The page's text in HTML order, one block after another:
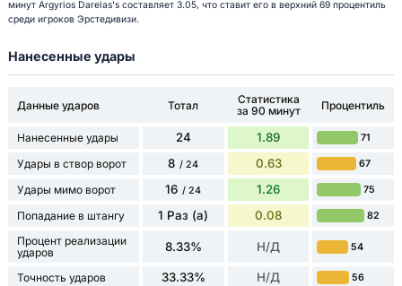
минут Argyrios Darelas's составляет 3.05, что ставит его в верхний 69 процентиль
среди игроков Эрстедивизи.
Нанесенные удары
Данные ударов Тотал
Статистика
за 90 минут
Процентиль
Нанесенные удары 24 1.89 71
Удары в створ ворот 8 / 24 0.63 67
Удары мимо ворот 16 / 24 1.26 75
Попадание в штангу 1 Раз (а) 0.08 82
Процент реализации
ударов
8.33% Н/Д 54
Точность ударов 33.33% Н/Д 56